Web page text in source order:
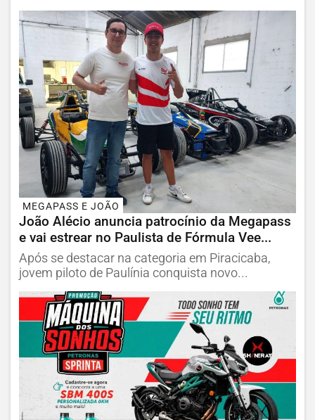
MEGAPASS E JOÃO
João Alécio anuncia patrocínio da Megapass
e vai estrear no Paulista de Fórmula Vee...
Após se destacar na categoria em Piracicaba,
jovem piloto de Paulínia conquista novo...